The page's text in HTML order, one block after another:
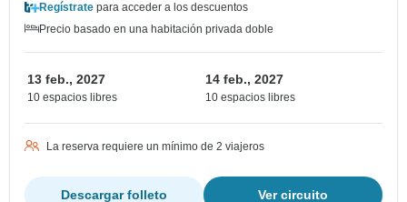
Regístrate para acceder a los descuentos
Precio basado en una habitación privada doble
13 feb., 2027
10 espacios libres
14 feb., 2027
10 espacios libres
La reserva requiere un mínimo de 2 viajeros
Ver circuito
Descargar folleto